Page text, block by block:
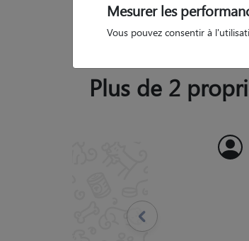
Plus de 2
Mesurer les
Vous pouvez consentir à